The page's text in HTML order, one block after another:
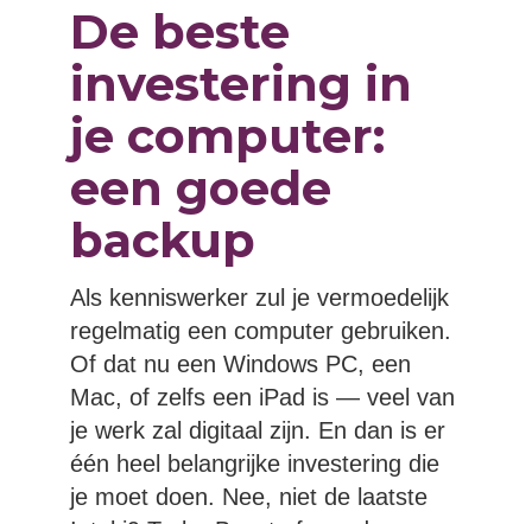
De beste
investering in
je computer:
een goede
backup
Als kenniswerker zul je vermoedelijk
regelmatig een computer gebruiken.
Of dat nu een Windows PC, een
Mac, of zelfs een iPad is — veel van
je werk zal digitaal zijn. En dan is er
één heel belangrijke investering die
je moet doen. Nee, niet de laatste